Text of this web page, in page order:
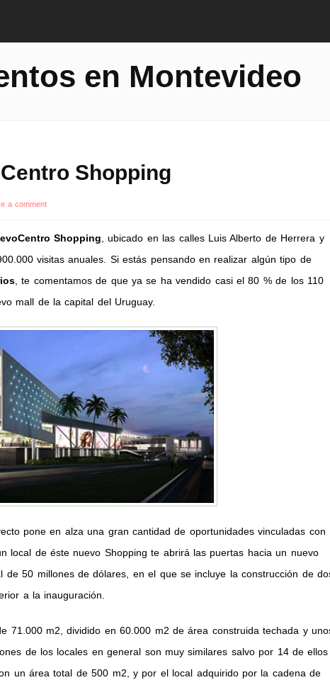
en Montevideo
Shopping
a comment
Shopping , ubicado en las calles Luis Alberto de Herrera y
visitas anuales. Si estás pensando en realizar algún tipo de
, te comentamos de que ya se ha vendido casi el 80 % de los 110
mall de la capital del Uruguay.
pone en alza una gran cantidad de oportunidades vinculadas con
local de éste nuevo Shopping te abrirá las puertas hacia un nuevo
de 50 millones de dólares, en el que se incluye la construcción de
a la inauguración.
71.000 m2, dividido en 60.000 m2 de área construida techada y
de los locales en general son muy similares salvo por 14 de ellos
un área total de 500 m2, y por el local adquirido por la cadena de